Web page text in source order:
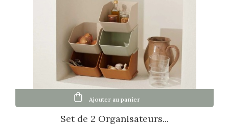
Set de 2 Organisateurs...
Ajouter au panier